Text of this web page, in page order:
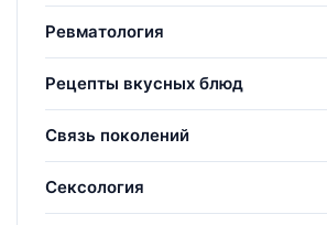
Ревматология
Рецепты вкусных блюд
Связь поколений
Сексология